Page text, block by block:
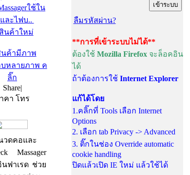
ใช้ใน
ละไฟบ..
Share|
คา โทร
วดคอและ
Massager
ฟาเรด ช่วย
ลืมรหัสผ่าน?
**การที่เข้าระบบไม่ได้**
ต้องใช้ Mozilla Firefoxจะล็อคอิน
ได้
ถ้าต้องการใช้ Internet Explorer
แก้ได้โดย
1.คลิ๊กที่ Tools เลือก Internet
Options
2. เลือก tab Privacy -> Advanced
3. ติ๊กในช่อง Override automatic
cookie handling
ปิดแล้วเปิด IE ใหม่ แล้วใช้ได้